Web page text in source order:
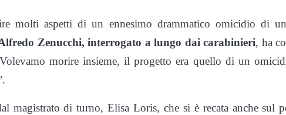
molti aspetti di un ennesimo drammatico omicidio di
Zenucchi, interrogato a lungo dai carabinieri, ha
morire insieme, il progetto era quello di un
magistrato di turno, Elisa Loris, che si è recata anche sul